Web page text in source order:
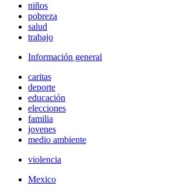
niños
pobreza
salud
trabajo
Información general
caritas
deporte
educación
elecciones
familia
jovenes
medio ambiente
violencia
Mexico